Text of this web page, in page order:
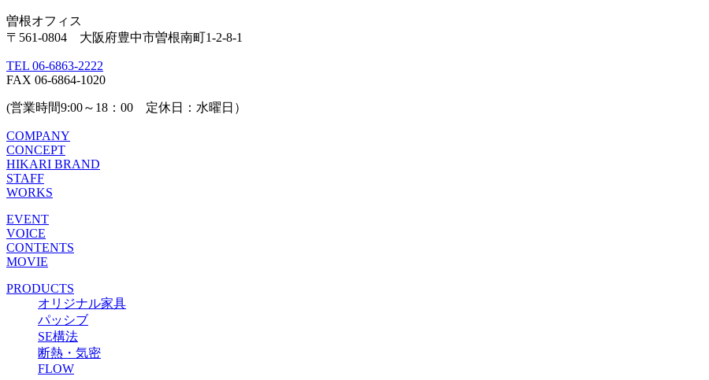
曽根オフィス
〒561-0804 大阪府豊中市曽根南町1-2-8-1
TEL 06-6863-2222
FAX 06-6864-1020
(営業時間9:00～18：00 定休日：水曜日）
COMPANY
CONCEPT
HIKARI BRAND
STAFF
WORKS
EVENT
VOICE
CONTENTS
MOVIE
PRODUCTS
オリジナル家具
パッシブ
SE構法
断熱・気密
FLOW